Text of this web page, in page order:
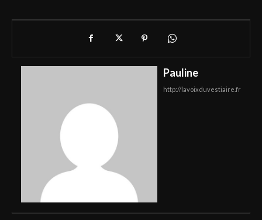
Pauline
http://lavoixduvestiaire.fr